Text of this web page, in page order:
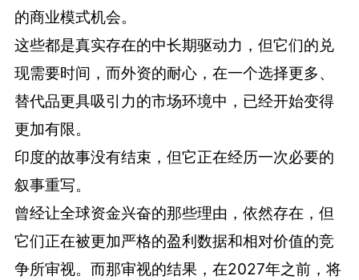
的商业模式机会。
这些都是真实存在的中长期驱动力，但它们的兑
现需要时间，而外资的耐心，在一个选择更多、
替代品更具吸引力的市场环境中，已经开始变得
更加有限。
印度的故事没有结束，但它正在经历一次必要的
叙事重写。
曾经让全球资金兴奋的那些理由，依然存在，但
它们正在被更加严格的盈利数据和相对价值的竞
争所审视。而那审视的结果，在2027年之前，将